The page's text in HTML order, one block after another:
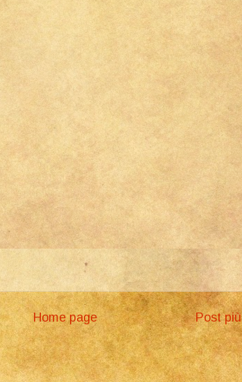
Post
Home page